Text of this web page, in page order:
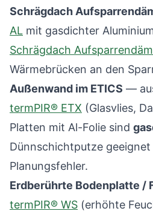
Schrägdach
AL mit gasdichter
Schrägdach
Wärmebrücken an den
Außenwand im ETICS —
termPIR® ETX (Glasvlies,
Platten mit Al-Folie sind
Dünnschichtputze
Planungsfehler.
Erdberührte Bodenplatte /
termPIR® WS (erhöhte